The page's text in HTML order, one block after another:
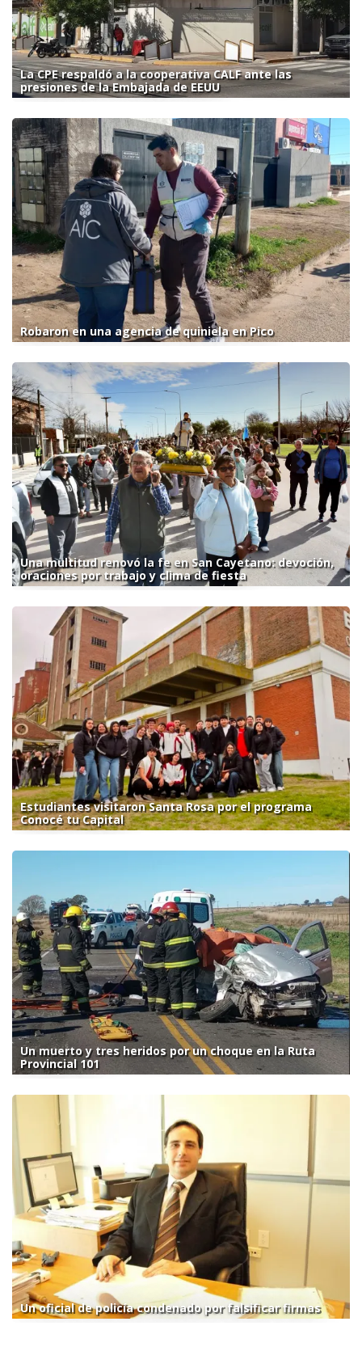
La CPE respaldó a la cooperativa CALF ante las
presiones de la Embajada de EEUU
Robaron en una agencia de quiniela en Pico
Una multitud renovó la fe en San Cayetano: devoción,
oraciones por trabajo y clima de fiesta
Estudiantes visitaron Santa Rosa por el programa
Conocé tu Capital
Un muerto y tres heridos por un choque en la Ruta
Provincial 101
Un oficial de policía condenado por falsificar firmas